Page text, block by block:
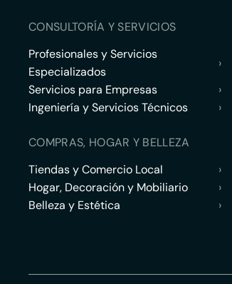
CONSULTORÍA Y SERVICIOS
Profesionales y Servicios
Especializados
›
Servicios para Empresas
›
Ingeniería y Servicios Técnicos
›
COMPRAS, HOGAR Y BELLEZA
Tiendas y Comercio Local
›
Hogar, Decoración y Mobiliario
›
Belleza y Estética
›